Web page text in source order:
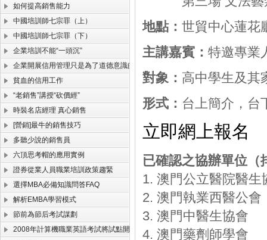
如何提高銷售能力
中國培訓師七宗罪（上）
中國培訓師七宗罪（下）
企業培訓不能“一頭沉”
企業開展信用管理只是為了道德意識的提高？
貧血的信用工作
“老銷售”講授“砍價經”
時裝名店經理 真心銷售
[營銷]最牛的銷售技巧
多聽少說的銷售員
六頂思考帽的應用實例
證券從業人員職業培訓政策趨緊
選擇MBA必備知識問答FAQ
解析EMBA學習模式
節前為節后考試謀劃
2008年計算機職業英語考試將試點開考
地點： 世貿中心蓮花
主講嘉賓： 特邀專業
對象： 高中學生及其
形式： 台上簡介，台
立即網上報名
已確認之協辦單位（
1. 澳門公立醫院醫生
2. 澳門執業西醫公會
3. 澳門中醫生協會
4. 澳門藥劑師學會